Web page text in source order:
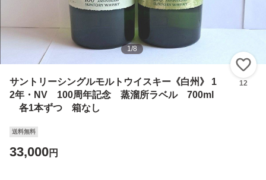
1/8
サントリーシングルモルトウイスキー《白州》 1
2年・NV 100周年記念 蒸溜所ラベル 700ml
各1本ずつ 箱なし
12
送料無料
33,000円